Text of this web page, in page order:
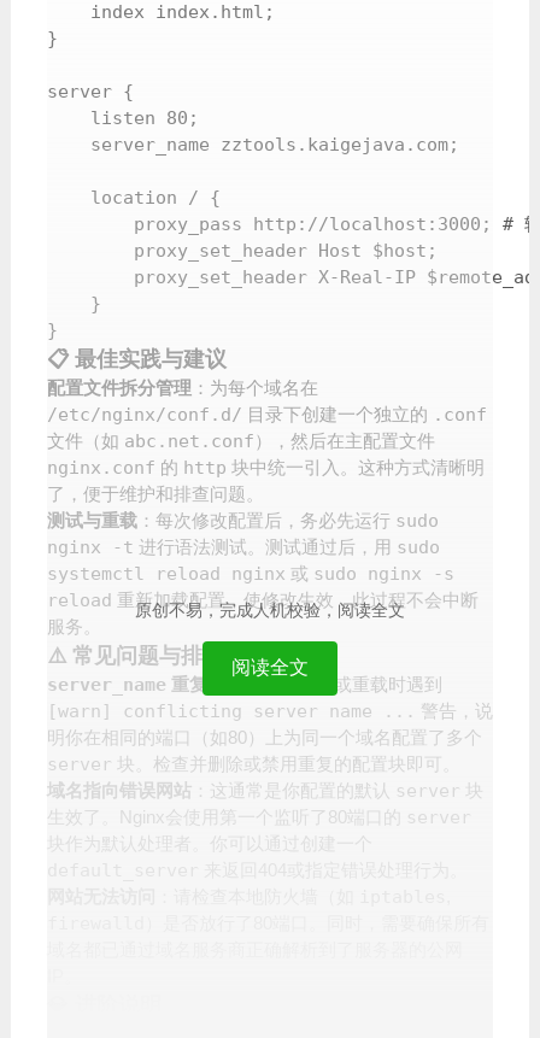
index index.html;
}
server {
listen 80;
server_name zztools.kaigejava.com;
location / {
proxy_pass http://localhost:3000; # 转发给
proxy_set_header Host $host;
proxy_set_header X-Real-IP
}
}
📋 最佳实践与建议
配置文件拆分管理 ：为每个域名在
/etc/nginx/conf.d/ 目录下创建一个独立的 .conf
文件（如 abc.net.conf ），然后在主配置文件
nginx.conf 的 http 块中统一引入。这种方式清晰明
了，便于维护和排查问题。
测试与重载：每次修改配置后，务必先运行 sudo
nginx -t 进行语法测试。测试通过后，用 sudo
systemctl reload nginx 或 sudo nginx -s
reload 重新加载配置，使修改生效，此过程不会中断
服务。
⚠️ 常见问题与排查
server_name 重复警告 ：如果启动或重载时遇到
[warn] conflicting server name ... 警告，说
明你在相同的端口（如80）上为同一个域名配置了多个
server 块。检查并删除或禁用重复的配置块即可。
域名指向错误网站：这通常是你配置的默认 server 块
生效了。Nginx会使用第一个监听了80端口的
server
块作为默认处理者。你可以通过创建一个
原创不易，完成人机校验，阅读全文
阅读全文